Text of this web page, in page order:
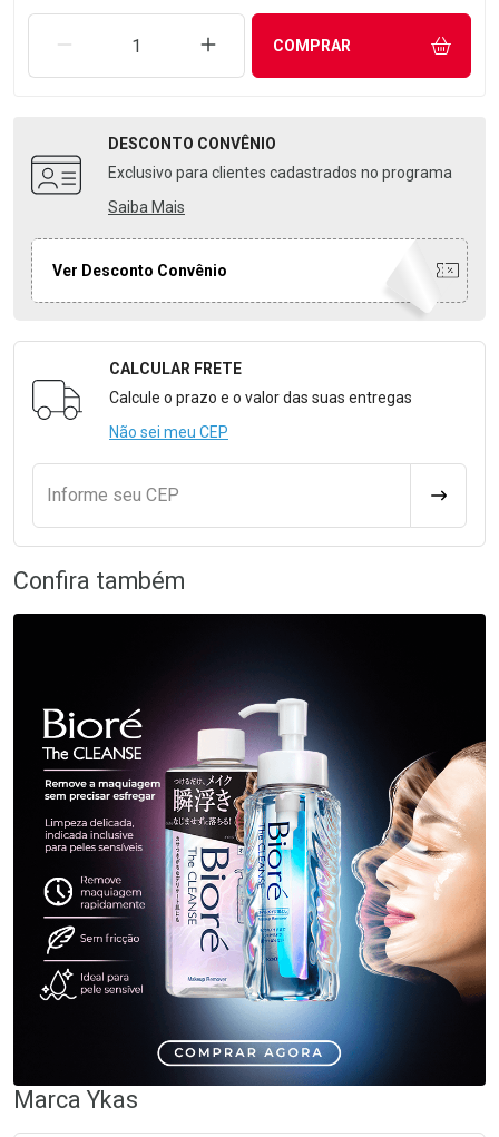
REMOVER UMA UNIDADEAUMENTAR UMA UNIDADE
COMPRAR
DESCONTO CONVÊNIO
Exclusivo para clientes cadastrados no programa
Saiba Mais
Ver Desconto Convênio
Formulário para Calcular o Frete
CALCULAR FRETE
Calcule o prazo e o valor das suas entregas
Não sei meu CEP
Informe seu CEP
Confira também
Marca Ykas